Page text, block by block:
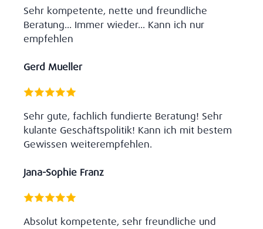
Sehr kompetente, nette und freundliche
Beratung... Immer wieder... Kann ich nur
empfehlen
Gerd Mueller
Sehr gute, fachlich fundierte Beratung! Sehr
kulante Geschäftspolitik! Kann ich mit bestem
Gewissen weiterempfehlen.
Jana-Sophie Franz
Absolut kompetente, sehr freundliche und